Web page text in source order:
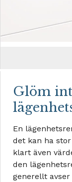
Glöm
En
det kan ha
klart även
den
generellt